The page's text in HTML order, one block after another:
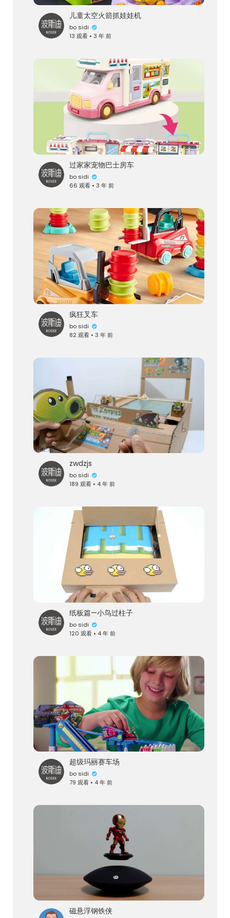
儿童太空火箭抓娃娃机
bo sidi
13 观看 • 3 年 前
过家家宠物巴士房车
bo sidi
66 观看 • 3 年 前
疯狂叉车
bo sidi
82 观看 • 3 年 前
zwdzjs
bo sidi
189 观看 • 4 年 前
纸板篇—小鸟过柱子
bo sidi
120 观看 • 4 年 前
超级玛丽赛车场
bo sidi
79 观看 • 4 年 前
磁悬浮钢铁侠